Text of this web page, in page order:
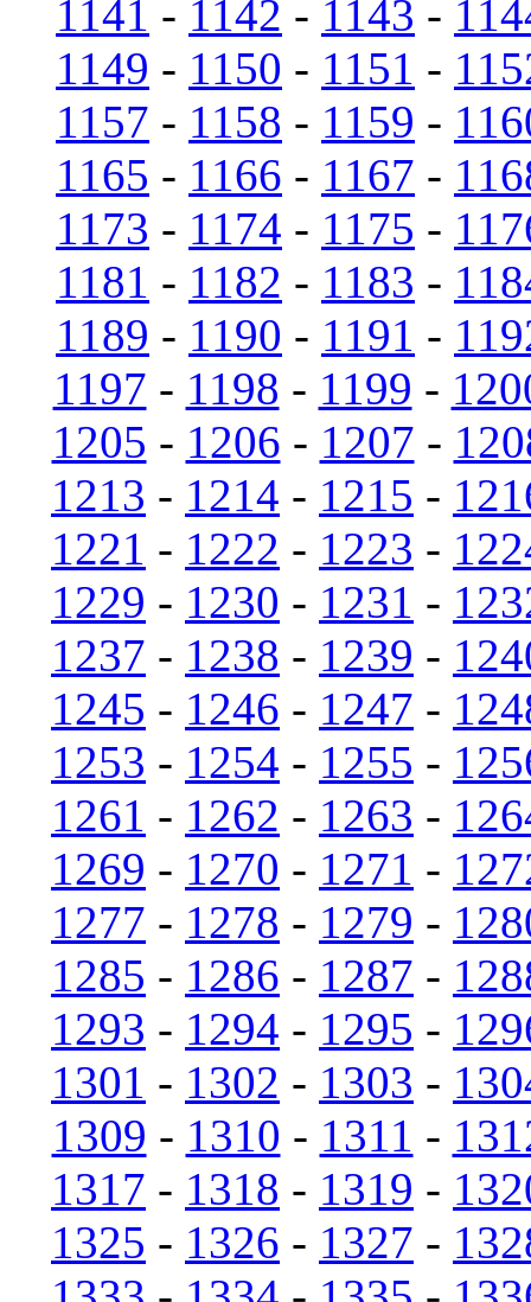
1141 - 1142 - 1143 -
1149 - 1150 - 1151 -
1157 - 1158 - 1159 -
1165 - 1166 - 1167 -
1173 - 1174 - 1175 -
1181 - 1182 - 1183 -
1189 - 1190 - 1191 -
1197 - 1198 - 1199 -
1205 - 1206 - 1207 -
1213 - 1214 - 1215 -
1221 - 1222 - 1223 -
1229 - 1230 - 1231 -
1237 - 1238 - 1239 -
1245 - 1246 - 1247 -
1253 - 1254 - 1255 -
1261 - 1262 - 1263 -
1269 - 1270 - 1271 -
1277 - 1278 - 1279 -
1285 - 1286 - 1287 -
1293 - 1294 - 1295 -
1301 - 1302 - 1303 -
1309 - 1310 - 1311 -
1317 - 1318 - 1319 -
1325 - 1326 - 1327 -